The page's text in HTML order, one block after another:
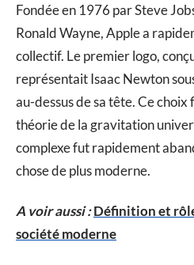
Fondée en 1976 par Steve
Ronald Wayne, Apple a
collectif. Le premier logo,
représentait Isaac Newton
au-dessus de sa tête. Ce
théorie de la gravitation
complexe fut rapidement
chose de plus moderne.
A voir aussi :Définition et
société moderne